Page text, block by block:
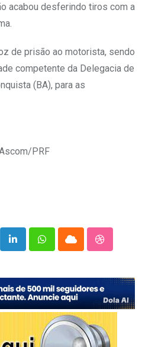
acabou desferindo tiros com a
de prisão ao motorista, sendo
competente da Delegacia de
(BA), para as
PRF
LinkedInWhatsappCloud